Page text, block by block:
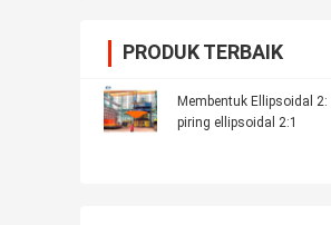
PRODUK TERBAIK
Membentuk Ellipsoidal 2:
piring ellipsoidal 2:1